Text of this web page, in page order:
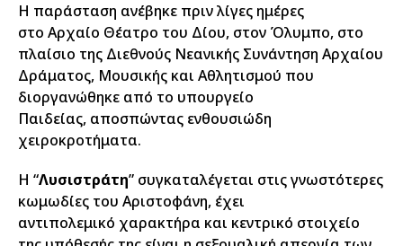
Η παράσταση ανέβηκε πριν λίγες ημέρες
στο Αρχαίο Θέατρο του Δίου, στον Όλυμπο, στο
πλαίσιο της Διεθνούς Νεανικής Συνάντηση Αρχαίου
Δράματος, Μουσικής και Αθλητισμού που
διοργανώθηκε από το υπουργείο
Παιδείας, αποσπώντας ενθουσιώδη
χειροκροτήματα.
Η “Λυσιστράτη” συγκαταλέγεται στις γνωστότερες
κωμωδίες του Αριστοφάνη, έχει
αντιπολεμικό χαρακτήρα και κεντρικό στοιχείο